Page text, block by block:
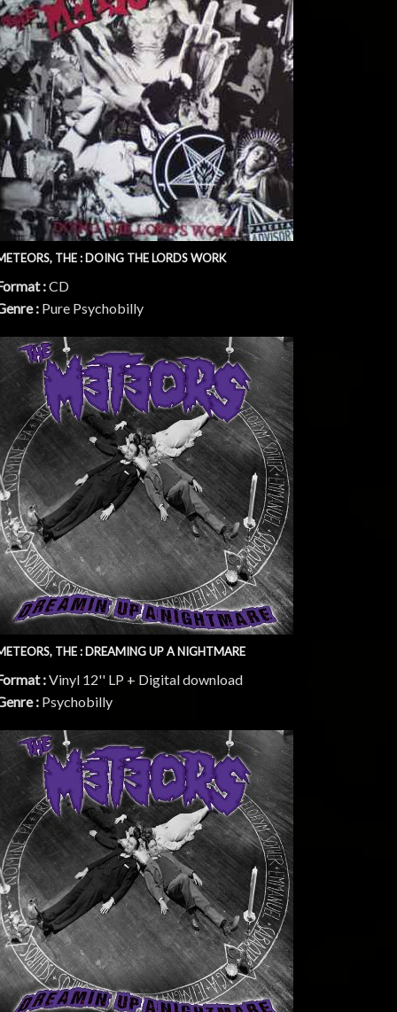
THE : DOING THE LORDS WORK
:CD
: Pure Psychobilly
THE : DREAMING UP A NIGHTMARE
:Vinyl 12'' LP + Digital download
: Psychobilly